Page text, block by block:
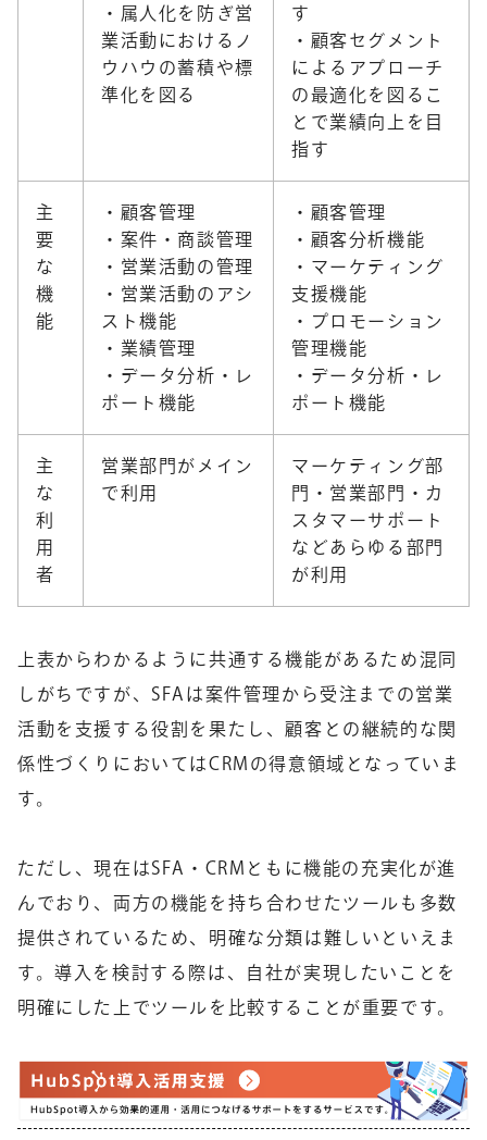
・属人化を防ぎ営
業活動におけるノ
ウハウの蓄積や標
準化を図る
す
・顧客セグメント
によるアプローチ
の最適化を図るこ
とで業績向上を目
指す
主
要
な
機
能
・顧客管理
・案件・商談管理
・営業活動の管理
・営業活動のアシ
スト機能
・業績管理
・データ分析・レ
ポート機能
・顧客管理
・顧客分析機能
・マーケティング
支援機能
・プロモーション
管理機能
・データ分析・レ
ポート機能
主
な
利
用
者
営業部門がメイン
で利用
マーケティング部
門・営業部門・カ
スタマーサポート
などあらゆる部門
が利用
上表からわかるように共通する機能があるため混同
しがちですが、SFAは案件管理から受注までの営業
活動を支援する役割を果たし、顧客との継続的な関
係性づくりにおいてはCRMの得意領域となっていま
す。
ただし、現在はSFA・CRMともに機能の充実化が進
んでおり、両方の機能を持ち合わせたツールも多数
提供されているため、明確な分類は難しいといえま
す。導入を検討する際は、自社が実現したいことを
明確にした上でツールを比較することが重要です。